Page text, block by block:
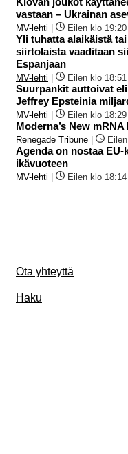
vastaan – Ukrainan
MV-lehti | Eilen klo 19:20
Yli tuhatta alaikäistä
siirtolaista vaaditaan
Espanjaan
MV-lehti | Eilen klo 18:51
Suurpankit auttoivat
Jeffrey Epsteinia
MV-lehti | Eilen klo 18:29
Moderna’s New mRNA
Renegade Tribune |
Agenda on nostaa EU-
ikävuoteen
MV-lehti | Eilen klo 18:14
Ota yhteyttä
Haku